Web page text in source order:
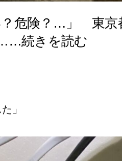
？危険？…」 東
続きを読む
」